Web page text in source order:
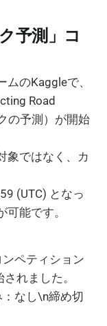
予測」コ
のKaggleで、
Road
の予測）が開始
象ではなく、カ
(UTC) となっ
能です。
ペティション
れました。
なし\n締め切